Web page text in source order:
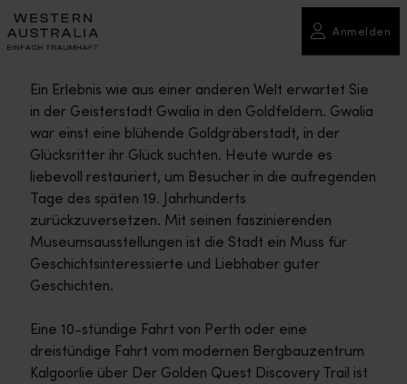
Anmelden
Ein Erlebnis wie aus einer anderen Welt erwartet Sie
in der Geisterstadt Gwalia in den Goldfeldern. Gwalia
war einst eine blühende Goldgräberstadt, in der
Glücksritter ihr Glück suchten. Heute wurde es
liebevoll restauriert, um Besucher in die aufregenden
Tage des späten 19. Jahrhunderts
zurückzuversetzen. Mit seinen faszinierenden
Museumsausstellungen ist die Stadt ein Muss für
Geschichtsinteressierte und Liebhaber guter
Geschichten.
Eine 10-stündige Fahrt von Perth oder eine
dreistündige Fahrt vom modernen Bergbauzentrum
Kalgoorlie über Der Golden Quest Discovery Trail ist